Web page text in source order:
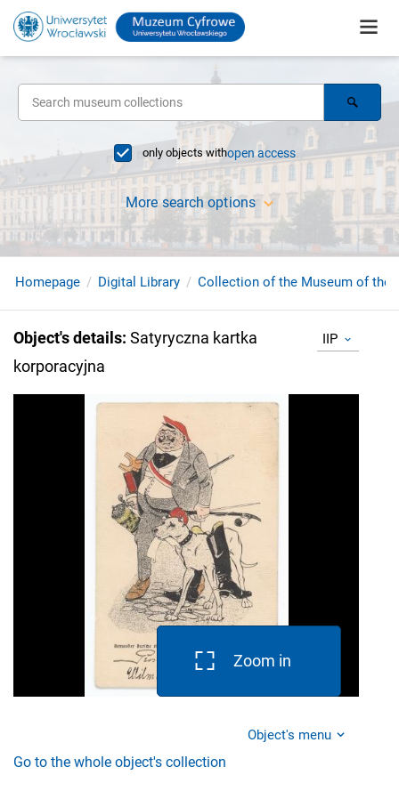
only objects withopen access
More search options
Homepage Digital Library Collection of the Museum of the
Object's details: Satyryczna kartka
korporacyjna
IIP
Zoom in
Object's menu
Go to the whole object's collection